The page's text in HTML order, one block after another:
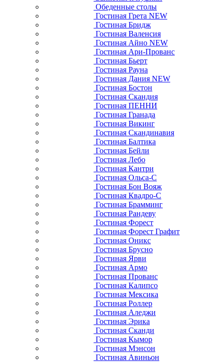
Обеденные столы
Гостиная Грета NEW
Гостиная Бридж
Гостиная Валенсия
Гостиная Айно NEW
Гостиная Ари-Прованс
Гостиная Бьерт
Гостиная Рауна
Гостиная Дания NEW
Гостиная Бостон
Гостиная Скандия
Гостиная ПЕННИ
Гостиная Гранада
Гостиная Викинг
Гостиная Скандинавия
Гостиная Балтика
Гостиная Бейли
Гостиная Лебо
Гостиная Кантри
Гостиная Ольса-С
Гостиная Бон Вояж
Гостиная Квадро-С
Гостиная Брамминг
Гостиная Рандеву
Гостиная Форест
Гостиная Форест Графит
Гостиная Оникс
Гостиная Брусно
Гостиная Ярви
Гостиная Армо
Гостиная Прованс
Гостиная Калипсо
Гостиная Мексика
Гостиная Роллер
Гостиная Аледжи
Гостиная Эрика
Гостиная Сканди
Гостиная Кымор
Гостиная Мэнсон
Гостиная Авиньон